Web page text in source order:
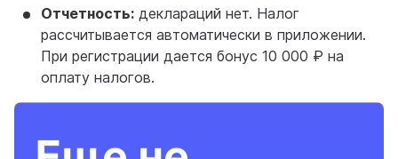
Отчетность: деклараций нет. Налог
рассчитывается автоматически в приложении.
При регистрации дается бонус 10 000 ₽ на
оплату налогов.